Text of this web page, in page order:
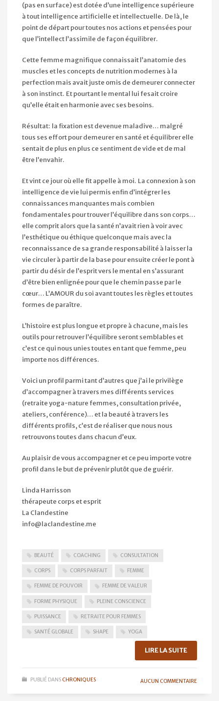
(pas en surface) est dotée d’une intelligence supérieure
à tout intelligence artificielle et intellectuelle. De là, le
point de départ pour toutes nos actions et pensées pour
que l’intellect l’assimile de façon équilibrer.
Cette femme magnifique connaissait l’anatomie des
muscles et les concepts de nutrition modernes à la
perfection mais avait juste omis de demeurer connecter
à son instinct. Et pourtant le mental lui fesait croire
qu’elle était en harmonie avec ses besoins.
Résultat: la fixation est devenue maladive… malgré
tous ses effort pour demeurer en santé et équilibrer elle
sentait de plus en plus ce sentiment de vide et de mal
être l’envahir.
Et vint ce jour où elle fit appelle à moi. La connexion à son
intelligence de vie lui permis enfin d’intégrer les
connaissances manquantes mais combien
fondamentales pour trouver l’équilibre dans son corps…
elle comprit alors que la santé n’avait rien à voir avec
l’esthétique ou éthique quelconque mais avec la
reconnaissance de sa grande responsabilité à laisser la
vie circuler à partir de la base pour ensuite créer le pont à
partir du désir de l’esprit vers le mental en s’assurant
d’être bien enlignée pour que le chemin passe par le
cœur… L’AMOUR du soi avant toutes les règles et toutes
formes de paraître.
L’histoire est plus longue et propre à chacune, mais les
outils pour retrouver l’équilibre seront semblables et
c’est ce qui nous unies toutes en tant que femme, peu
importe nos différences.
Voici un profil parmi tant d’autres que j’ai le privilège
d’accompagner à travers mes différents services
(retraite yoga-nature femmes, consultation privée,
ateliers, conférence)… et la beauté à travers les
différents profils, c’est de réaliser que nous nous
retrouvons toutes dans chacun d’eux.
Au plaisir de vous accompagner et ce peu importe votre
profil dans le but de prévenir plutôt que de guérir.
Linda Harrisson
thérapeute corps et esprit
La Clandestine
info@laclandestine.me
BEAUTÉ COACHING CONSULTATION
CORPS CORPS PARFAIT FEMME
FEMME DE POUVOIR FEMME DE VALEUR
FORME PHYSIQUE PLEINE CONSCIENCE
PUISSANCE RETRAITE POUR FEMMES
SANTÉ GLOBALE SHAPE YOGA
LIRE LA SUITE
PUBLIÉ DANSCHRONIQUES AUCUN COMMENTAIRE